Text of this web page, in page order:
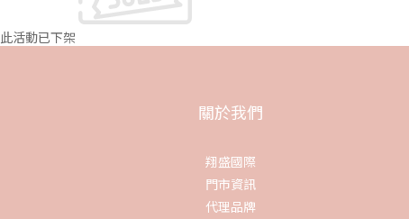
此活動已下架
關於我們
翔盛國際
門市資訊
代理品牌